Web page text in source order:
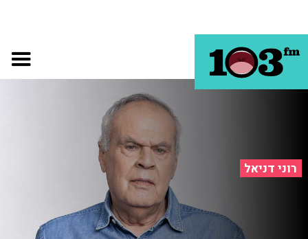
רוני דניאל